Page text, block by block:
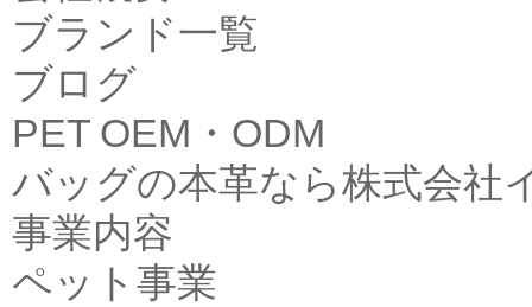
ブランド一覧
ブログ
PET OEM・ODM
バッグの本革なら株式会社
事業内容
ペット事業